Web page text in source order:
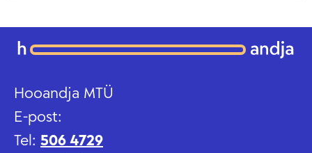
Hooandja MTÜ
E-post:
Tel: 506 4729